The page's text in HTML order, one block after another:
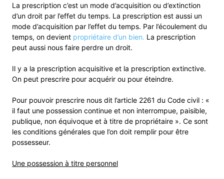
La prescription c’est un mode d’acquisition ou d’extinction
d’un droit par l’effet du temps. La prescription est aussi un
mode d’acquisition par l’effet du temps. Par l’écoulement du
temps, on devient propriétaire d’un bien. La prescription
peut aussi nous faire perdre un droit.
Il y a la prescription acquisitive et la prescription extinctive.
On peut prescrire pour acquérir ou pour éteindre.
Pour pouvoir prescrire nous dit l’article 2261 du Code civil : «
il faut une possession continue et non interrompue, paisible,
publique, non équivoque et à titre de propriétaire ». Ce sont
les conditions générales que l’on doit remplir pour être
possesseur.
Une possession à titre personnel